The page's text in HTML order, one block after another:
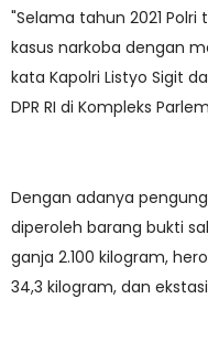
"Selama tahun 2021
kasus narkoba dengan
kata Kapolri Listyo Sigit
DPR RI di Kompleks
Dengan adanya
diperoleh barang bukti
ganja 2.100 kilogram,
34,3 kilogram, dan